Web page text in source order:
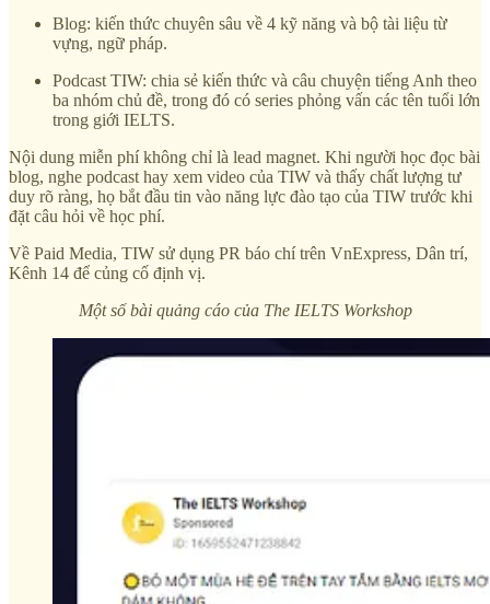
Blog: kiến thức chuyên sâu về 4 kỹ năng và bộ tài liệu từ
vựng, ngữ pháp.
Podcast TIW: chia sẻ kiến thức và câu chuyện tiếng Anh theo
ba nhóm chủ đề, trong đó có series phỏng vấn các tên tuổi lớn
trong giới IELTS.
Nội dung miễn phí không chỉ là lead magnet. Khi người học đọc bài
blog, nghe podcast hay xem video của TIW và thấy chất lượng tư
duy rõ ràng, họ bắt đầu tin vào năng lực đào tạo của TIW trước khi
đặt câu hỏi về học phí.
Về Paid Media, TIW sử dụng PR báo chí trên VnExpress, Dân trí,
Kênh 14 để củng cố định vị.
Một số bài quảng cáo của The IELTS Workshop